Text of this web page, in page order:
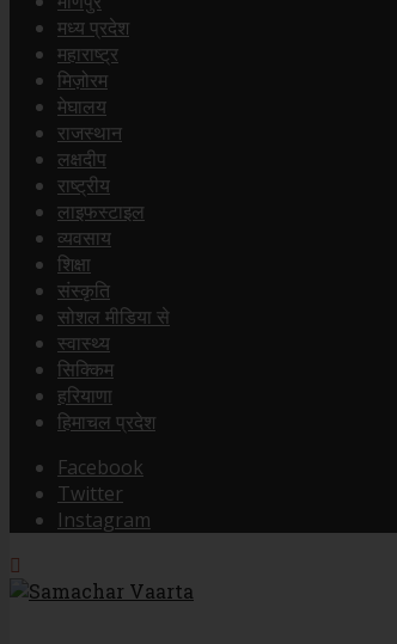
मध्य प्रदेश
महाराष्ट्र
मिज़ोरम
मेघालय
राजस्थान
लक्षदीप
राष्ट्रीय
लाइफस्टाइल
व्यवसाय
शिक्षा
संस्कृति
सोशल मीडिया से
स्वास्थ्य
सिक्किम
हरियाणा
हिमाचल प्रदेश
Facebook
Twitter
Instagram